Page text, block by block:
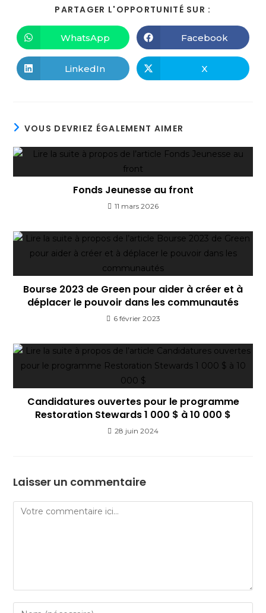
PARTAGER L'OPPORTUNITÉ SUR :
WhatsApp Facebook
LinkedIn X
VOUS DEVRIEZ ÉGALEMENT AIMER
Fonds Jeunesse au front
11 mars 2026
Bourse 2023 de Green pour aider à créer et à
déplacer le pouvoir dans les communautés
6 février 2023
Candidatures ouvertes pour le programme
Restoration Stewards 1 000 $ à 10 000 $
28 juin 2024
Laisser un commentaire